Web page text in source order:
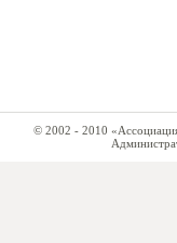
© 2002 - 2010 «Ассоциация